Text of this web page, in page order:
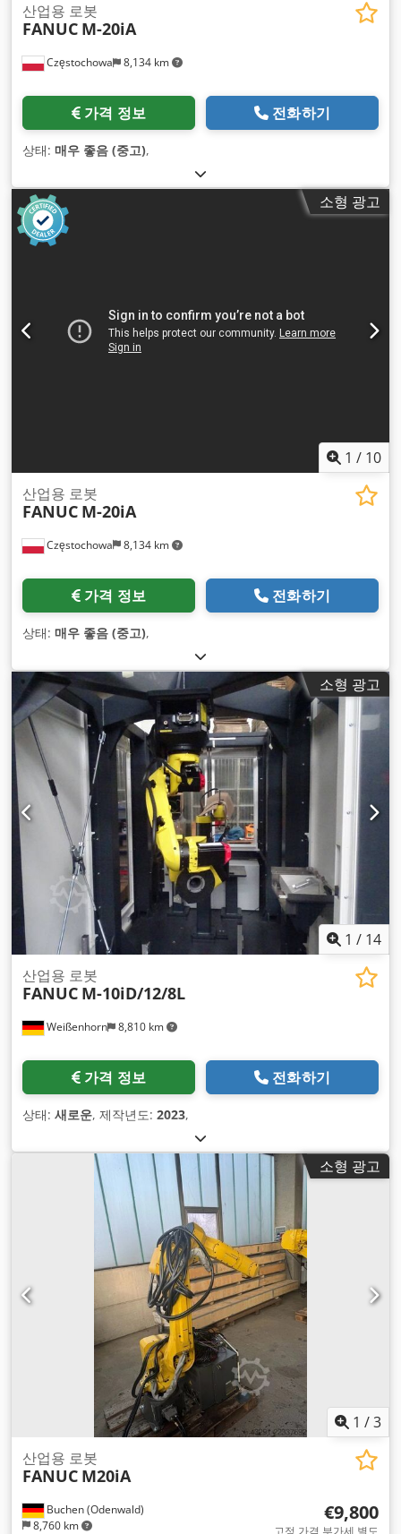
Częstochowa 8,134 km
산업용 로봇
FANUC M-20iA
가격 정보 전화하기
상태: 매우 좋음 (중고),
소형 광고
1 / 10
Częstochowa 8,134 km
산업용 로봇
FANUC M-20iA
가격 정보 전화하기
상태: 매우 좋음 (중고),
소형 광고
1 / 14
Weißenhorn 8,810 km
산업용 로봇
FANUC M-10iD/12/8L
가격 정보 전화하기
상태: 새로운, 제작년도: 2023,
소형 광고
1 /3
Buchen (Odenwald)
8,760 km
산업용 로봇
FANUC M20iA
€9,800
고정 가격 부가세 별도